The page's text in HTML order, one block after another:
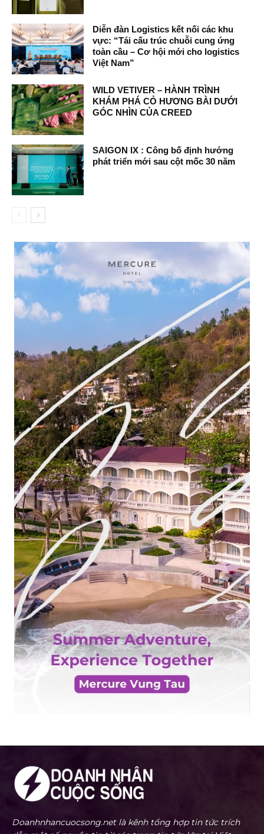
Diễn đàn Logistics kết nối các khu
vực: “Tái cấu trúc chuỗi cung ứng
toàn cầu – Cơ hội mới cho logistics
Việt Nam”
WILD VETIVER – HÀNH TRÌNH
KHÁM PHÁ CỎ HƯƠNG BÀI DƯỚI
GÓC NHÌN CỦA CREED
SAIGON IX : Công bố định hướng
phát triển mới sau cột mốc 30 năm
Doanhnhancuocsong.net là kênh tổng hợp tin tức trích